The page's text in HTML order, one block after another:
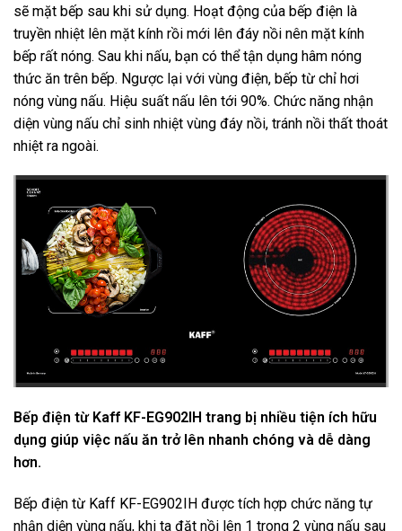
sẽ mặt bếp sau khi sử dụng. Hoạt động của bếp điện là
truyền nhiệt lên mặt kính rồi mới lên đáy nồi nên mặt kính
bếp rất nóng. Sau khi nấu, bạn có thể tận dụng hâm nóng
thức ăn trên bếp. Ngược lại với vùng điện, bếp từ chỉ hơi
nóng vùng nấu. Hiệu suất nấu lên tới 90%. Chức năng nhận
diện vùng nấu chỉ sinh nhiệt vùng đáy nồi, tránh nồi thất thoát
nhiệt ra ngoài.
Bếp điện từ Kaff KF-EG902IH trang bị nhiều tiện ích hữu
dụng giúp việc nấu ăn trở lên nhanh chóng và dễ dàng
hơn.
Bếp điện từ Kaff KF-EG902IH được tích hợp chức năng tự
nhận diện vùng nấu, khi ta đặt nồi lên 1 trong 2 vùng nấu sau